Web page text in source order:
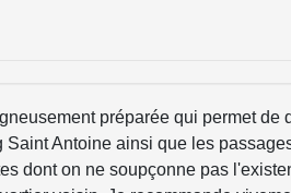
préparée qui permet de
Saint Antoine ainsi que les
dont on ne soupçonne pas